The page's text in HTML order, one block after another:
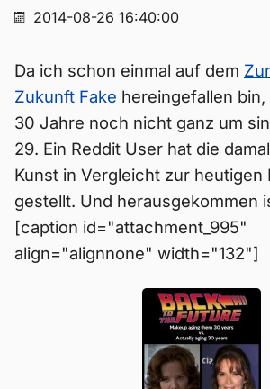
2014-08-26 16:40:00
Da ich schon einmal auf dem
Zukunft Fake hereingefallen
30 Jahre noch nicht ganz um
29. Ein Reddit User hat die
Kunst in Vergleicht zur heutigen
gestellt. Und herausgekommen
[caption id="attachment_995"
align="alignnone" width="132"]